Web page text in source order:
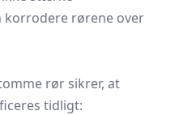
korrodere rørene over
rør sikrer, at
tidligt: